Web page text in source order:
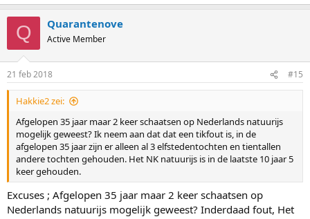
Q Quarantenove
Active Member
21 feb 2018 #15
Hakkie2 zei:
Afgelopen 35 jaar maar 2 keer schaatsen op Nederlands natuurijs
mogelijk geweest? Ik neem aan dat dat een tikfout is, in de
afgelopen 35 jaar zijn er alleen al 3 elfstedentochten en tientallen
andere tochten gehouden. Het NK natuurijs is in de laatste 10 jaar 5
keer gehouden.
Excuses ; Afgelopen 35 jaar maar 2 keer schaatsen op
Nederlands natuurijs mogelijk geweest? Inderdaad fout, Het